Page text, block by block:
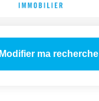
Modifier ma recherche